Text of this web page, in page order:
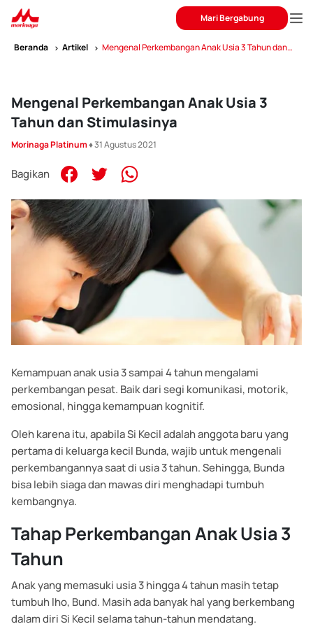
Mari Bergabung
Beranda Artikel
Mengenal Perkembangan Anak Usia 3 Tahun dan
Mengenal Perkembangan Anak Usia 3
Tahun dan Stimulasinya
Morinaga Platinum♦ 31 Agustus 2021
Bagikan
Kemampuan anak usia 3 sampai 4 tahun mengalami
perkembangan pesat. Baik dari segi komunikasi, motorik,
emosional, hingga kemampuan kognitif.
Oleh karena itu, apabila Si Kecil adalah anggota baru yang
pertama di keluarga kecil Bunda, wajib untuk mengenali
perkembangannya saat di usia 3 tahun. Sehingga, Bunda
bisa lebih siaga dan mawas diri menghadapi tumbuh
kembangnya.
Tahap Perkembangan Anak Usia 3
Tahun
Anak yang memasuki usia 3 hingga 4 tahun masih tetap
tumbuh lho, Bund. Masih ada banyak hal yang berkembang
dalam diri Si Kecil selama tahun-tahun mendatang.